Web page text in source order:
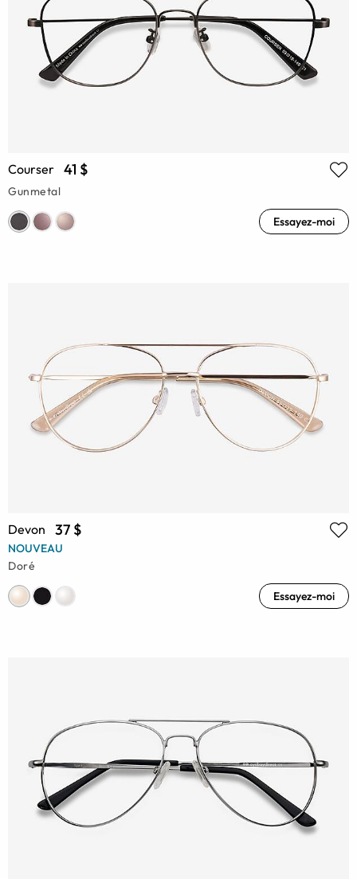
Courser 41 $
Gunmetal
Essayez-moi
Devon 37 $
NOUVEAU
Doré
Essayez-moi